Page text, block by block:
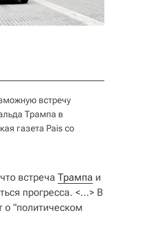
встречу
Трампа в
газета Pais со
встреча Трампа и
прогресса. <...> В
о "политическом